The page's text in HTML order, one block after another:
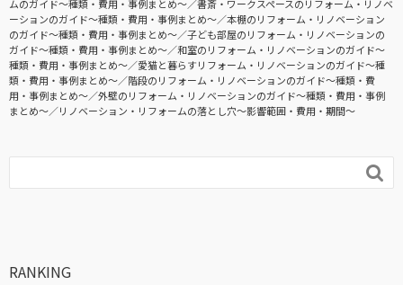
ムのガイド〜種類・費用・事例まとめ〜
書斎・ワークスペースのリフォーム・リノベ
ーションのガイド〜種類・費用・事例まとめ〜
本棚のリフォーム・リノベーション
のガイド〜種類・費用・事例まとめ〜
子ども部屋のリフォーム・リノベーションの
ガイド〜種類・費用・事例まとめ〜
和室のリフォーム・リノベーションのガイド〜
種類・費用・事例まとめ〜
愛猫と暮らすリフォーム・リノベーションのガイド〜種
類・費用・事例まとめ〜
階段のリフォーム・リノベーションのガイド〜種類・費
用・事例まとめ〜
外壁のリフォーム・リノベーションのガイド〜種類・費用・事例
まとめ〜
リノベーション・リフォームの落とし穴～影響範囲・費用・期間～

RANKING